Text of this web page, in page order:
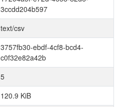
3ccdd204b597
text/csv
3757fb30-ebdf-4cf8-bcd4-
c0f32e82a42b
5
120.9 KiB